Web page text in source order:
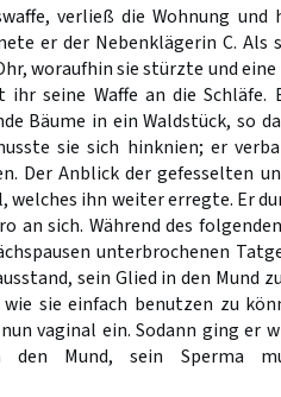
verließ die Wohnung und
er der Nebenklägerin C. Als
woraufhin sie stürzte und eine
seine Waffe an die Schläfe.
Bäume in ein Waldstück, so
sie sich hinknien; er
Der Anblick der gefesselten
welches ihn weiter erregte. Er
an sich. Während des
unterbrochenen
sein Glied in den Mund
sie einfach benutzen zu
vaginal ein. Sodann ging er
Mund, sein Sperma